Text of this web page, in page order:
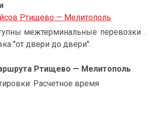
Ртищево — Мелитополь
межтерминальные перевозки .
"от двери до двери".
Ртищево — Мелитополь
Расчетное время